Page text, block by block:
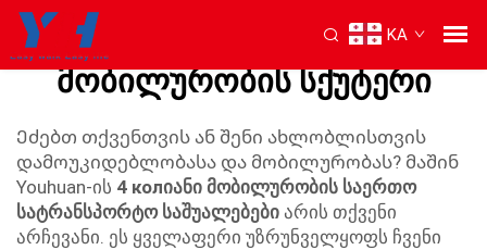
KA
4 კოლოფიანი
მობილურობის სქუტერი
Ეძებთ თქვენთვის ან შენი ახლობლისთვის
დამოუკიდებლობასა და მობილურობას? მაშინ
Youhuan-ის 4 колიანი მობილურობის საერთო
სატრანსპორტო საშუალებები არის თქვენი
არჩევანი. ეს ყველაფერი უზრუნველყოფს ჩვენი